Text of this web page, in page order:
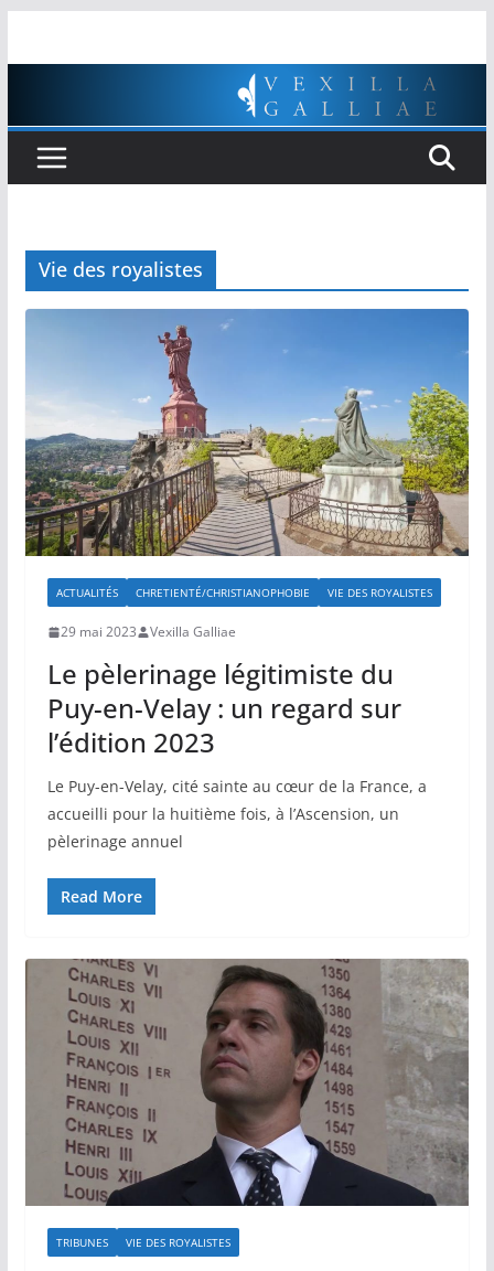
Vie des royalistes
ACTUALITÉS CHRETIENTÉ/CHRISTIANOPHOBIE VIE DES ROYALISTES
29 mai 2023 Vexilla Galliae
Le pèlerinage légitimiste du
Puy-en-Velay : un regard sur
l’édition 2023
Le Puy-en-Velay, cité sainte au cœur de la France, a
accueilli pour la huitième fois, à l’Ascension, un
pèlerinage annuel
Read More
TRIBUNES VIE DES ROYALISTES